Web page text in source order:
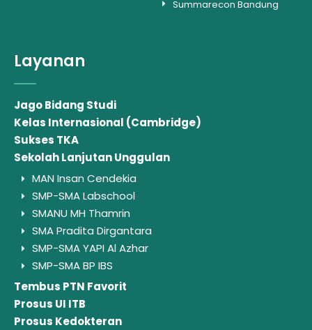
Layanan
Jago Bidang Studi
Kelas Internasional (Cambridge)
Sukses TKA
Sekolah Lanjutan Unggulan
MAN Insan Cendekia
SMP-SMA Labschool
SMANU MH Thamrin
SMA Pradita Dirgantara
SMP-SMA YAPI Al Azhar
SMP-SMA BP IBS
Tembus PTN Favorit
Prosus UI ITB
Prosus Kedokteran
Summarecon Bandung